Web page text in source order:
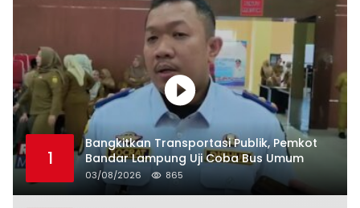
1
Bangkitkan Transportasi Publik, Pemkot
Bandar Lampung Uji Coba Bus Umum
03/08/2026 865